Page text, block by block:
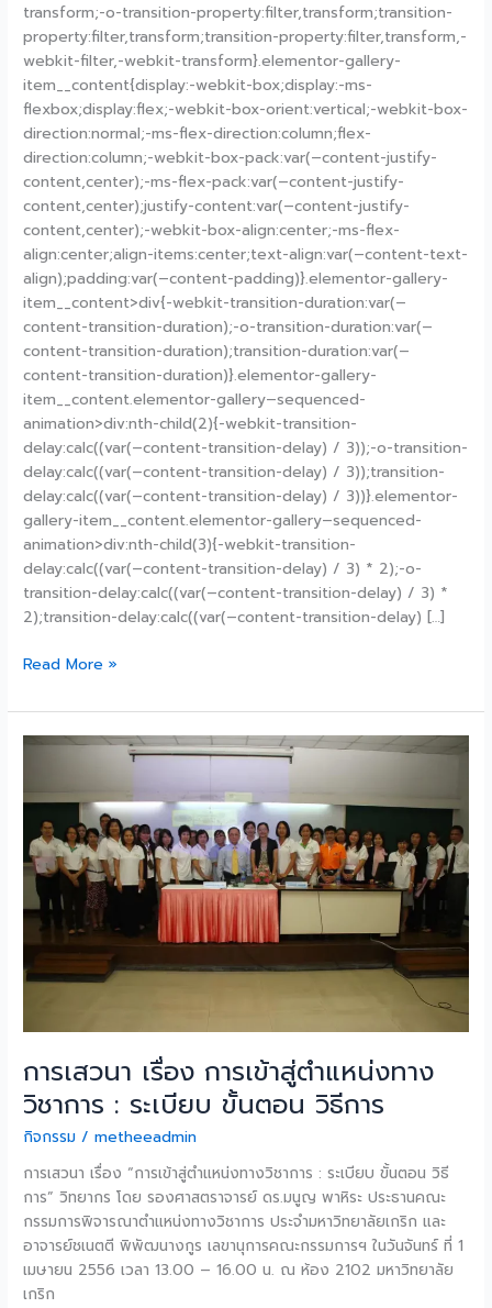
transform;-o-transition-property:filter,transform;transition-
property:filter,transform;transition-property:filter,transform,-
webkit-filter,-webkit-transform}.elementor-gallery-
item__content{display:-webkit-box;display:-ms-
flexbox;display:flex;-webkit-box-orient:vertical;-webkit-box-
direction:normal;-ms-flex-direction:column;flex-
direction:column;-webkit-box-pack:var(–content-justify-
content,center);-ms-flex-pack:var(–content-justify-
content,center);justify-content:var(–content-justify-
content,center);-webkit-box-align:center;-ms-flex-
align:center;align-items:center;text-align:var(–content-text-
align);padding:var(–content-padding)}.elementor-gallery-
item__content>div{-webkit-transition-duration:var(–
content-transition-duration);-o-transition-duration:var(–
content-transition-duration);transition-duration:var(–
content-transition-duration)}.elementor-gallery-
item__content.elementor-gallery–sequenced-
animation>div:nth-child(2){-webkit-transition-
delay:calc((var(–content-transition-delay) / 3));-o-transition-
delay:calc((var(–content-transition-delay) / 3));transition-
delay:calc((var(–content-transition-delay) / 3))}.elementor-
gallery-item__content.elementor-gallery–sequenced-
animation>div:nth-child(3){-webkit-transition-
delay:calc((var(–content-transition-delay) / 3) * 2);-o-
transition-delay:calc((var(–content-transition-delay) / 3) *
2);transition-delay:calc((var(–content-transition-delay) […]
Read More »
การเสวนา เรื่อง การเข้าสู่ตำแหน่งทาง
วิชาการ : ระเบียบ ขั้นตอน วิธีการ
กิจกรรม /metheeadmin
การเสวนา เรื่อง “การเข้าสู่ตำแหน่งทางวิชาการ : ระเบียบ ขั้นตอน วิธี
การ” วิทยากร โดย รองศาสตราจารย์ ดร.มนูญ พาหิระ ประธานคณะ
กรรมการพิจารณาตำแหน่งทางวิชาการ ประจำมหาวิทยาลัยเกริก และ
อาจารย์ชเนตตี พิพัฒนางกูร เลขานุการคณะกรรมการฯ ในวันจันทร์ ที่ 1
เมษายน 2556 เวลา 13.00 – 16.00 น. ณ ห้อง 2102 มหาวิทยาลัย
เกริก
การ
การ
เข้า
สู่
ตำแหน่ง
ทาง
วิชาการ
:
ระเบียบ
ตอน
การ